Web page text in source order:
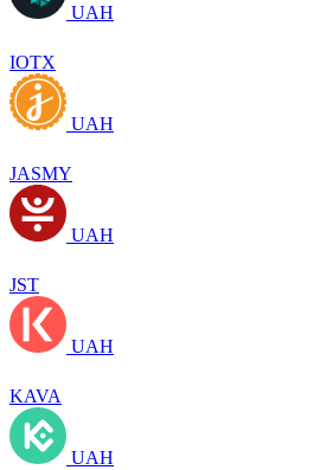
UAH
IOTX
UAH
JASMY
UAH
JST
UAH
KAVA
UAH